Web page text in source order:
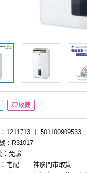
收藏
1211713 ︱
501100909533
：R31017
：免驗
宅配
︱
神腦門市取貨